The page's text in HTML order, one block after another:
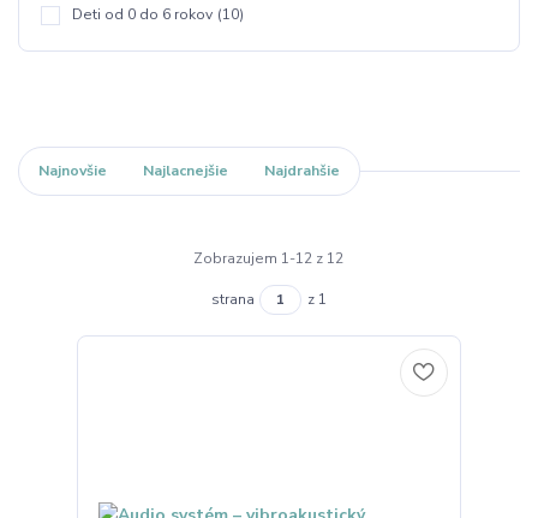
Deti od 0 do 6 rokov (10)
Najnovšie Najlacnejšie Najdrahšie
Zobrazujem 1-12 z 12
strana z 1